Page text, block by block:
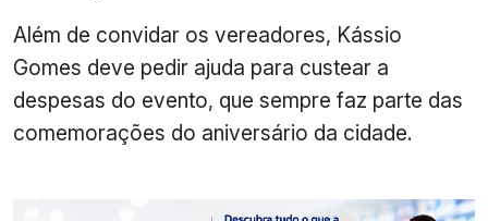
Além de convidar os vereadores, Kássio
Gomes deve pedir ajuda para custear a
despesas do evento, que sempre faz parte das
comemorações do aniversário da cidade.